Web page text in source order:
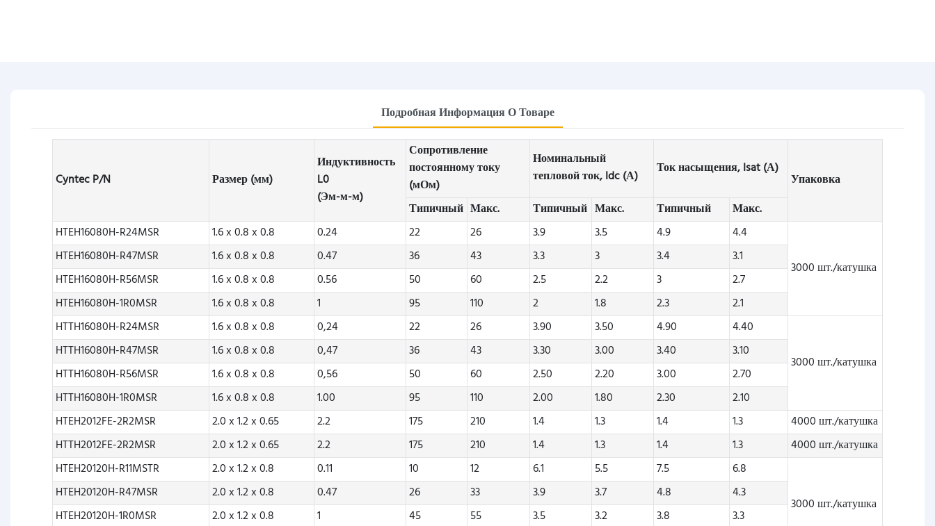
Подробная Информация О Товаре
Cyntec P/N Размер (мм)
Индуктивность
L0
(Эм-м-м)
Сопротивление
постоянному току
(мОм)
Номинальный
тепловой ток, Idc (А)
Ток насыщения, Isat (А)
Упаковка
Типичный Макс. Типичный Макс. Типичный
Макс.
HTEH16080H-R24MSR
1.6 x 0.8 x 0.8 0.24 22 26 3.9 3.5 4.9
4.4
3000 шт./катушка
HTEH16080H-R47MSR 1.6 x 0.8 x 0.8 0.47 36 43 3.3 3 3.4
3.1
HTEH16080H-R56MSR
1.6 x 0.8 x 0.8 0.56 50 60 2.5 2.2 3
2.7
HTEH16080H-1R0MSR
1.6 x 0.8 x 0.8 1 95 110 2 1.8 2.3
2.1
HTTH16080H-R24MSR
1.6 x 0.8 x 0.8 0,24 22 26 3.90 3.50 4.90
4.40
3000 шт./катушка
HTTH16080H-R47MSR 1.6 x 0.8 x 0.8 0,47 36 43 3.30 3.00 3.40
3.10
HTTH16080H-R56MSR
1.6 x 0.8 x 0.8 0,56 50 60 2.50 2.20 3.00
2.70
HTTH16080H-1R0MSR
1.6 x 0.8 x 0.8 1.00 95 110 2.00 1.80 2.30
2.10
HTEH2012FE-2R2MSR
2.0 x 1.2 x 0.65 2.2 175 210 1.4 1.3 1.4 1.3
4000 шт./катушка
HTTH2012FE-2R2MSR
2.0 x 1.2 x 0.65 2.2 175 210 1.4 1.3 1.4 1.3
4000 шт./катушка
HTEH20120H-R11MSTR
2.0 x 1.2 x 0.8 0.11 10 12 6.1 5.5 7.5
6.8
3000 шт./катушка
HTEH20120H-R47MSR 2.0 x 1.2 x 0.8 0.47 26 33 3.9 3.7 4.8
4.3
HTEH20120H-1R0MSR
2.0 x 1.2 x 0.8 1 45 55 3.5 3.2 3.8
3.3